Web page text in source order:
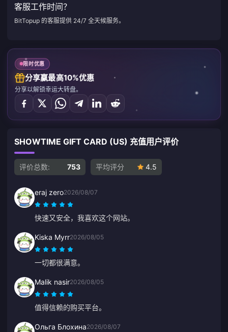
客服工作时间？
BitTopup 的客服提供 24/7 全天候服务。
限时优惠
分享赢最高10%优惠
分享以解锁幸运大转盘。
SHOWTIME GIFT CARD (US) 充值用户评价
评价总数: 753 平均评分 4.5
eraj zero2026/08/07
快速又安全，我喜欢这个网站。
Kiska Myrr2026/08/05
一切都很满意。
Malik nasir2026/08/05
值得信赖的购买平台。
Ольга Блохина2026/08/07